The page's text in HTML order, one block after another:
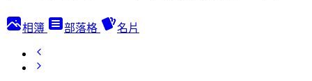
相簿 部落格 名片